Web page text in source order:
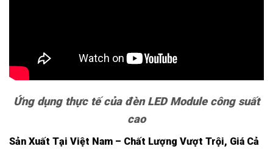
Ứng dụng thực tế của đèn LED Module công suất
cao
Sản Xuất Tại Việt Nam – Chất Lượng Vượt Trội, Giá Cả